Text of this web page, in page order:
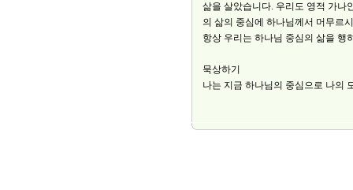
삶을 살았습니다. 우리도 영적 가나
의 삶의 중심에 하나님께서 머무르
항상 우리는 하나님 중심의 삶을 행
묵상하기
나는 지금 하나님의 중심으로 나의